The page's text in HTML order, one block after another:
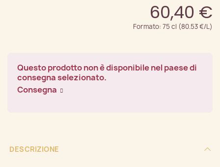
60,40 €
Formato: 75 cl (80.53 €/L)
Questo prodotto non è disponibile nel paese di
consegna selezionato.
Consegna
DESCRIZIONE